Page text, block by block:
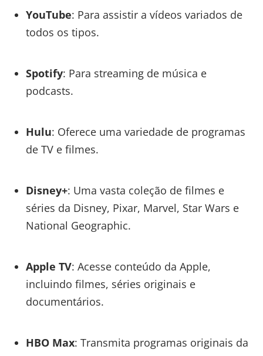
YouTube: Para assistir a vídeos variados de
todos os tipos.
Spotify: Para streaming de música e
podcasts.
Hulu: Oferece uma variedade de programas
de TV e filmes.
Disney+: Uma vasta coleção de filmes e
séries da Disney, Pixar, Marvel, Star Wars e
National Geographic.
Apple TV: Acesse conteúdo da Apple,
incluindo filmes, séries originais e
documentários.
HBO Max: Transmita programas originais da